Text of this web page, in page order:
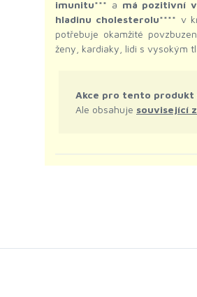
imunitu*** a má pozitivní
hladinu cholesterolu**** v
potřebuje okamžité
ženy, kardiaky, lidi s vysokým
Akce pro tento produkt
Ale obsahuje související